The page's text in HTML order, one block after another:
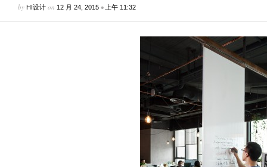
by HI设计 on 12 月 24, 2015 • 上午 11:32